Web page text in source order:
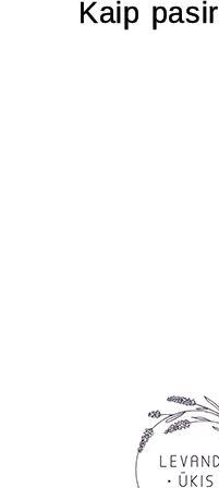
Kaip